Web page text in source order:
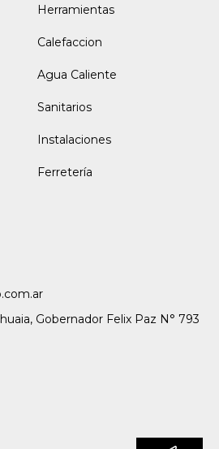
Herramientas
Calefaccion
Agua Caliente
Sanitarios
Instalaciones
Ferretería
Gobernador Felix Paz N° 793